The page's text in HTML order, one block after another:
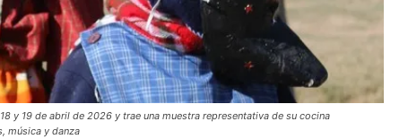
y 19 de abril de 2026 y trae una muestra representativa de su cocina
música y danza